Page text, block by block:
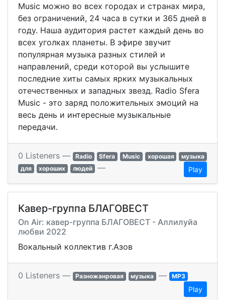
Music можно во всех городах и странах мира,
без ограничений, 24 часа в сутки и 365 дней в
году. Наша аудитория растет каждый день во
всех уголках планеты. В эфире звучит
популярная музыка разных стилей и
направлений, среди которой вы услышите
последние хиты самых ярких музыкальных
отечественных и западных звезд. Radio Sfera
Music - это заряд положительных эмоций на
весь день и интересные музыкальные
передачи.
0 Listeners — Radio Sfera Music хорошая
музыка
для
хороших людей — Play
Кавер-группа БЛАГОВЕСТ
On Air: кавер-группа БЛАГОВЕСТ - Аллилуйа
любви 2022
Вокальный коллектив г.Азов
0 Listeners — Разножанровая музыка — MP3
Play